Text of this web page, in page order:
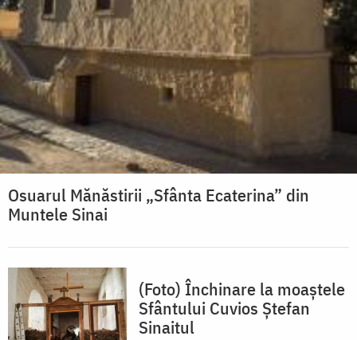
Osuarul Mănăstirii „Sfânta Ecaterina” din
Muntele Sinai
(Foto) Închinare la moaștele
Sfântului Cuvios Ștefan
Sinaitul